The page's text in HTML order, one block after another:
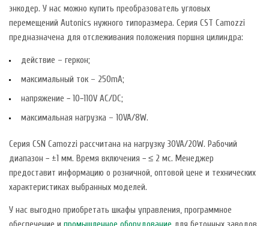
энкодер. У нас можно купить преобразователь угловых
перемещений Autonics нужного типоразмера. Серия CST Camozzi
предназначена для отслеживания положения поршня цилиндра:
действие – геркон;
максимальный ток – 250mA;
напряжение − 10−110V AC/DC;
максимальная нагрузка – 10VA/8W.
Серия CSN Camozzi рассчитана на нагрузку 30VA/20W. Рабочий
диапазон − ±1 мм. Время включения − ≤ 2 мс. Менеджер
предоставит информацию о розничной, оптовой цене и технических
характеристиках выбранных моделей.
У нас выгодно приобретать шкафы управления, программное